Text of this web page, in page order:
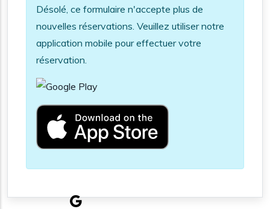
Information message
Désolé, ce formulaire n'accepte plus de
nouvelles réservations. Veuillez utiliser notre
application mobile pour effectuer votre
réservation.